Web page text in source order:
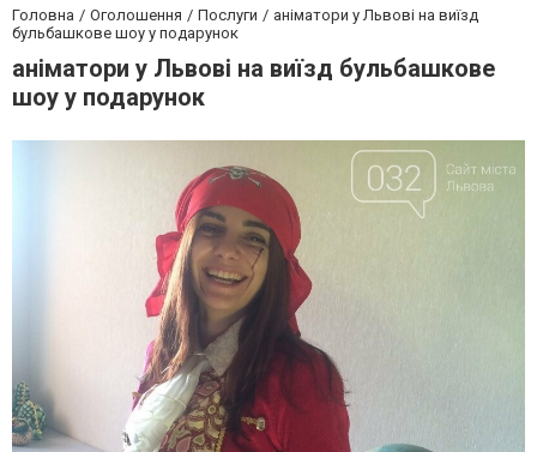
Головна Оголошення Послуги
аніматори у Львові на виїзд
бульбашкове шоу у подарунок
аніматори у Львові на виїзд бульбашкове
шоу у подарунок